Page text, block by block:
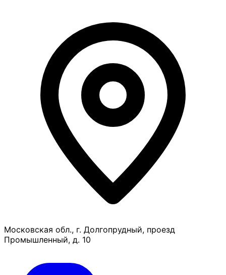
Московская обл., г. Долгопрудный, проезд
Промышленный, д. 10